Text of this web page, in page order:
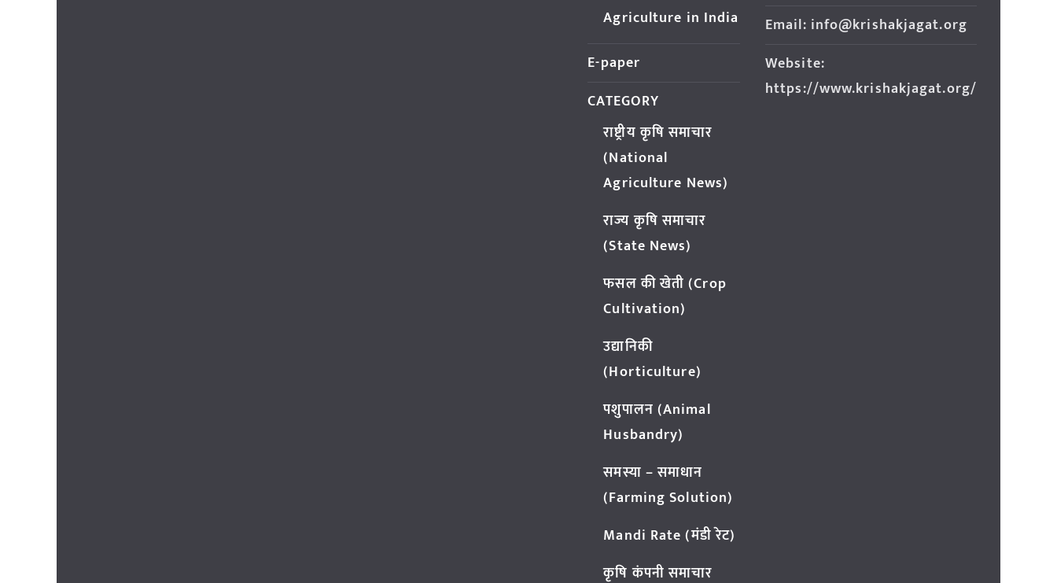
Agriculture in India
E-paper
CATEGORY
राष्ट्रीय कृषि समाचार
(National
Agriculture News)
राज्य कृषि समाचार
(State News)
फसल की खेती (Crop
Cultivation)
उद्यानिकी
(Horticulture)
पशुपालन (Animal
Husbandry)
समस्या – समाधान
(Farming Solution)
Mandi Rate (मंडी रेट)
कृषि कंपनी समाचार
Email: info@krishakjagat.org
Website:
https://www.krishakjagat.org/